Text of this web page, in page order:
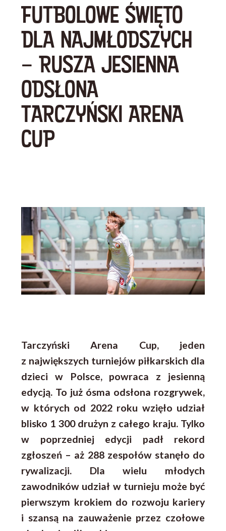
FUTBOLOWE ŚWIĘTO
DLA NAJMŁODSZYCH
– RUSZA JESIENNA
ODSŁONA
TARCZYŃSKI ARENA
CUP
Tarczyński Arena Cup, jeden
z największych turniejów piłkarskich dla
dzieci w Polsce, powraca z jesienną
edycją. To już ósma odsłona rozgrywek,
w których od 2022 roku wzięło udział
blisko 1 300 drużyn z całego kraju. Tylko
w poprzedniej edycji padł rekord
zgłoszeń – aż 288 zespołów stanęło do
rywalizacji.
Dla wielu młodych
zawodników udział w turnieju może być
pierwszym krokiem do rozwoju kariery
i szansą na zauważenie przez czołowe